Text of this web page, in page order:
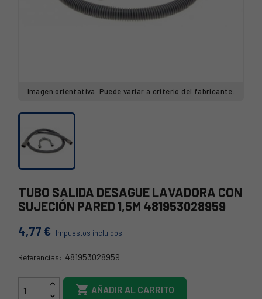
Imagen orientativa. Puede variar a criterio del fabricante.
TUBO SALIDA DESAGUE LAVADORA CON
SUJECIÓN PARED 1,5M 481953028959
4,77 € Impuestos incluidos
Referencias: 481953028959
481953028959
 AÑADIR AL CARRITO